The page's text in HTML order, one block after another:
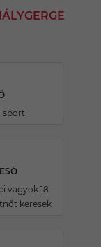
sport
vagyok 18
keresek